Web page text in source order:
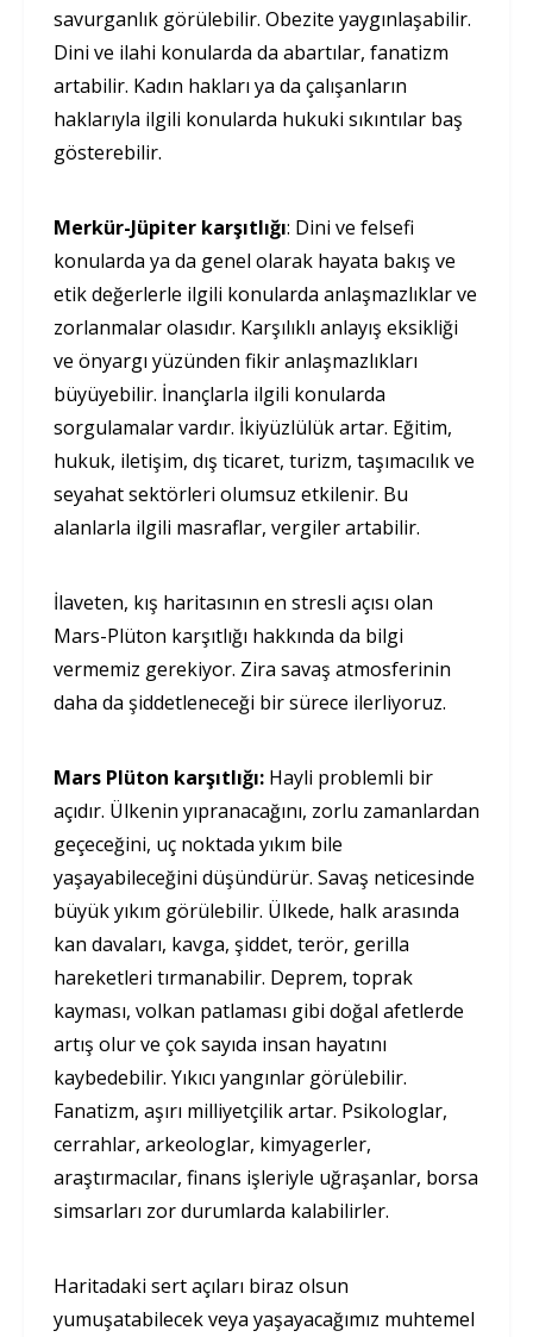
savurganlık görülebilir. Obezite yaygınlaşabilir.
Dini ve ilahi konularda da abartılar, fanatizm
artabilir. Kadın hakları ya da çalışanların
haklarıyla ilgili konularda hukuki sıkıntılar baş
gösterebilir.
Merkür-Jüpiter karşıtlığı: Dini ve felsefi
konularda ya da genel olarak hayata bakış ve
etik değerlerle ilgili konularda anlaşmazlıklar ve
zorlanmalar olasıdır. Karşılıklı anlayış eksikliği
ve önyargı yüzünden fikir anlaşmazlıkları
büyüyebilir. İnançlarla ilgili konularda
sorgulamalar vardır. İkiyüzlülük artar. Eğitim,
hukuk, iletişim, dış ticaret, turizm, taşımacılık ve
seyahat sektörleri olumsuz etkilenir. Bu
alanlarla ilgili masraflar, vergiler artabilir.
İlaveten, kış haritasının en stresli açısı olan
Mars-Plüton karşıtlığı hakkında da bilgi
vermemiz gerekiyor. Zira savaş atmosferinin
daha da şiddetleneceği bir sürece ilerliyoruz.
Mars Plüton karşıtlığı: Hayli problemli bir
açıdır. Ülkenin yıpranacağını, zorlu zamanlardan
geçeceğini, uç noktada yıkım bile
yaşayabileceğini düşündürür. Savaş neticesinde
büyük yıkım görülebilir. Ülkede, halk arasında
kan davaları, kavga, şiddet, terör, gerilla
hareketleri tırmanabilir. Deprem, toprak
kayması, volkan patlaması gibi doğal afetlerde
artış olur ve çok sayıda insan hayatını
kaybedebilir. Yıkıcı yangınlar görülebilir.
Fanatizm, aşırı milliyetçilik artar. Psikologlar,
cerrahlar, arkeologlar, kimyagerler,
araştırmacılar, finans işleriyle uğraşanlar, borsa
simsarları zor durumlarda kalabilirler.
Haritadaki sert açıları biraz olsun
yumuşatabilecek veya yaşayacağımız muhtemel